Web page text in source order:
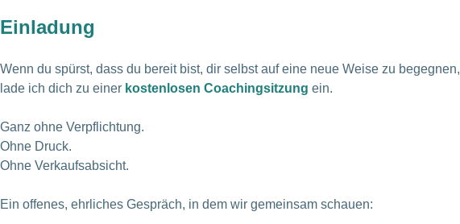
Einladung
Wenn du spürst, dass du bereit bist, dir selbst auf eine neue Weise zu begegnen,
lade ich dich zu einer kostenlosen Coachingsitzung ein.
Ganz ohne Verpflichtung.
Ohne Druck.
Ohne Verkaufsabsicht.
Ein offenes, ehrliches Gespräch, in dem wir gemeinsam schauen: